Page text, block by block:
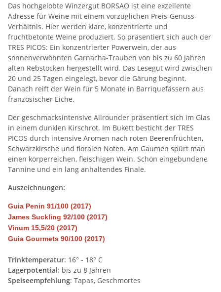
Das hochgelobte Winzergut BORSAO ist eine exzellente
Adresse für Weine mit einem vorzüglichen Preis-Genuss-
Verhältnis. Hier werden klare, konzentrierte und
fruchtbetonte Weine produziert. So präsentiert sich auch der
TRES PICOS: Ein konzentrierter Powerwein, der aus
sonnenverwöhnten Garnacha-Trauben von bis zu 60 Jahren
alten Rebstöcken hergestellt wird. Das Lesegut wird zwischen
20 und 25 Tagen eingelegt, bevor die Gärung beginnt.
Danach reift der Wein für 5 Monate in Barriquefässern aus
französischer Eiche.
Der geschmacksintensive Allrounder präsentiert sich im Glas
in einem dunklen Kirschrot. Im Bukett besticht der TRES
PICOS durch intensive Aromen nach roten Beerenfrüchten,
Schwarzkirsche und floralen Noten. Am Gaumen spürt man
einen körperreichen, fleischigen Wein. Schön eingebundene
Tannine und ein lang anhaltendes Finale.
Auszeichnungen:
Guia Penin 91/100 (2017)
James Suckling 92/100 (2017)
Vinum 15,5/20 (2017)
Guia Gourmets 90/100 (2017)
Trinktemperatur: 16° - 18° C
Lagerpotential: bis zu 8 Jahren
Speiseempfehlung: Tapas, Geschmortes